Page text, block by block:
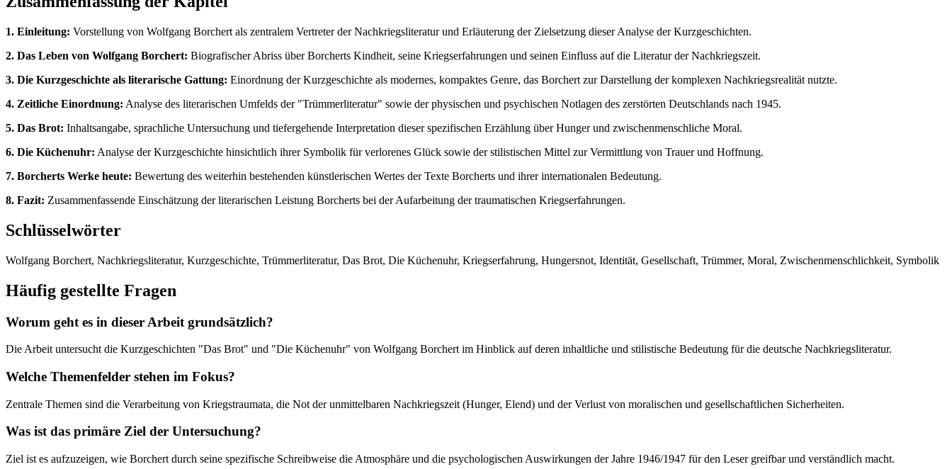
1. Einleitung: Vorstellung von Wolfgang Borchert als zentralem Vertreter der Nachkriegsliteratur und Erläuterung der Zielsetzung dieser Analyse der Kurzgeschichten.
2. Das Leben von Wolfgang Borchert: Biografischer Abriss über Borcherts Kindheit, seine Kriegserfahrungen und seinen Einfluss auf die Literatur der Nachkriegszeit.
3. Die Kurzgeschichte als literarische Gattung: Einordnung der Kurzgeschichte als modernes, kompaktes Genre, das Borchert zur Darstellung der komplexen Nachkriegsrealität nutzte.
4. Zeitliche Einordnung: Analyse des literarischen Umfelds der "Trümmerliteratur" sowie der physischen und psychischen Notlagen des zerstörten Deutschlands nach 1945.
5. Das Brot: Inhaltsangabe, sprachliche Untersuchung und tiefergehende Interpretation dieser spezifischen Erzählung über Hunger und zwischenmenschliche Moral.
6. Die Küchenuhr: Analyse der Kurzgeschichte hinsichtlich ihrer Symbolik für verlorenes Glück sowie der stilistischen Mittel zur Vermittlung von Trauer und Hoffnung.
7. Borcherts Werke heute: Bewertung des weiterhin bestehenden künstlerischen Wertes der Texte Borcherts und ihrer internationalen Bedeutung.
8. Fazit: Zusammenfassende Einschätzung der literarischen Leistung Borcherts bei der Aufarbeitung der traumatischen Kriegserfahrungen.
Schlüsselwörter
Wolfgang Borchert, Nachkriegsliteratur, Kurzgeschichte, Trümmerliteratur, Das Brot, Die Küchenuhr, Kriegserfahrung, Hungersnot, Identität, Gesellschaft, Trümmer, Moral, Zwischenmenschlichkeit, Symbolik
Häufig gestellte Fragen
Worum geht es in dieser Arbeit grundsätzlich?
Die Arbeit untersucht die Kurzgeschichten "Das Brot" und "Die Küchenuhr" von Wolfgang Borchert im Hinblick auf deren inhaltliche und stilistische Bedeutung für die deutsche Nachkriegsliteratur.
Welche Themenfelder stehen im Fokus?
Zentrale Themen sind die Verarbeitung von Kriegstraumata, die Not der unmittelbaren Nachkriegszeit (Hunger, Elend) und der Verlust von moralischen und gesellschaftlichen Sicherheiten.
Was ist das primäre Ziel der Untersuchung?
Ziel ist es aufzuzeigen, wie Borchert durch seine spezifische Schreibweise die Atmosphäre und die psychologischen Auswirkungen der Jahre 1946/1947 für den Leser greifbar und verständlich macht.